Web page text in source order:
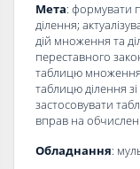
Мета: формувати
ділення;
дій множення та
переставного
таблицю множення
таблицю ділення
застосовувати
вправ на
Обладнання: